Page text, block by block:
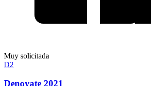
Muy solicitada
D2
Denovate 2021